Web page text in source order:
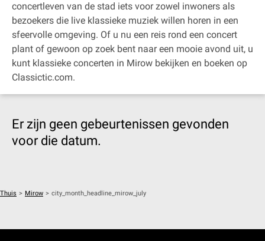
concertleven van de stad iets voor zowel inwoners als
bezoekers die live klassieke muziek willen horen in een
sfeervolle omgeving. Of u nu een reis rond een concert
plant of gewoon op zoek bent naar een mooie avond uit, u
kunt klassieke concerten in Mirow bekijken en boeken op
Classictic.com.
Er zijn geen gebeurtenissen gevonden
voor die datum.
Thuis > Mirow > city_month_headline_mirow_july